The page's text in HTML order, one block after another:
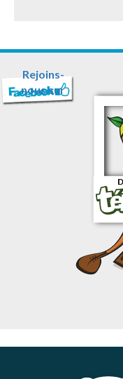
Rejoins-
nous sur